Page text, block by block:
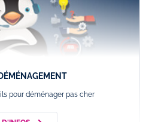
pour déménager pas cher